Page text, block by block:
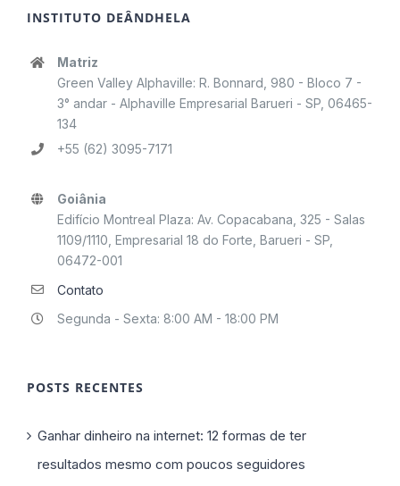
INSTITUTO DEÂNDHELA
Matriz
Green Valley Alphaville: R. Bonnard, 980 - Bloco 7 -
3° andar - Alphaville Empresarial Barueri - SP, 06465-
134
+55 (62) 3095-7171
Goiânia
Edifício Montreal Plaza: Av. Copacabana, 325 - Salas
1109/1110, Empresarial 18 do Forte, Barueri - SP,
06472-001
Contato
Segunda - Sexta: 8:00 AM - 18:00 PM
POSTS RECENTES
Ganhar dinheiro na internet: 12 formas de ter
resultados mesmo com poucos seguidores